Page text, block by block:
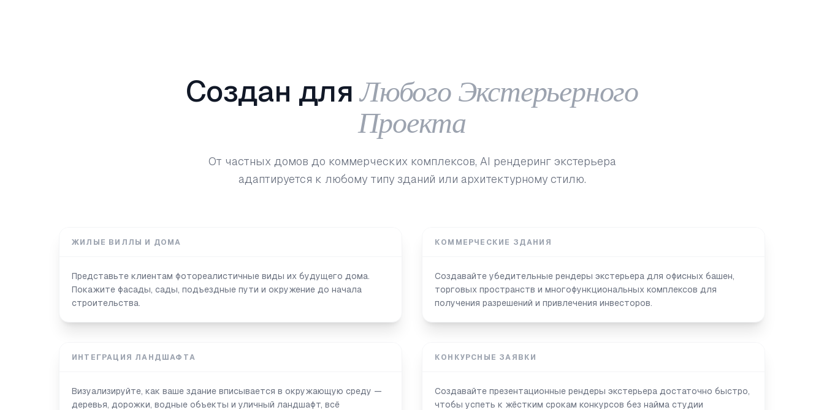
Создан для Любого Экстерьерного
Проекта
От частных домов до коммерческих комплексов, AI рендеринг экстерьера
адаптируется к любому типу зданий или архитектурному стилю.
ЖИЛЫЕ ВИЛЛЫ И ДОМА
Представьте клиентам фотореалистичные виды их будущего дома.
Покажите фасады, сады, подъездные пути и окружение до начала
строительства.
КОММЕРЧЕСКИЕ ЗДАНИЯ
Создавайте убедительные рендеры экстерьера для офисных башен,
торговых пространств и многофункциональных комплексов для
получения разрешений и привлечения инвесторов.
ИНТЕГРАЦИЯ ЛАНДШАФТА
Визуализируйте, как ваше здание вписывается в окружающую среду —
деревья, дорожки, водные объекты и уличный ландшафт, всё
КОНКУРСНЫЕ ЗАЯВКИ
Создавайте презентационные рендеры экстерьера достаточно быстро,
чтобы успеть к жёстким срокам конкурсов без найма студии